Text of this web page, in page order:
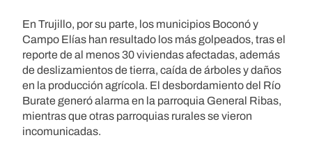
En Trujillo, por su parte, los municipios Boconó y
Campo Elías han resultado los más golpeados, tras el
reporte de al menos 30 viviendas afectadas, además
de deslizamientos de tierra, caída de árboles y daños
en la producción agrícola. El desbordamiento del Río
Burate generó alarma en la parroquia General Ribas,
mientras que otras parroquias rurales se vieron
incomunicadas.